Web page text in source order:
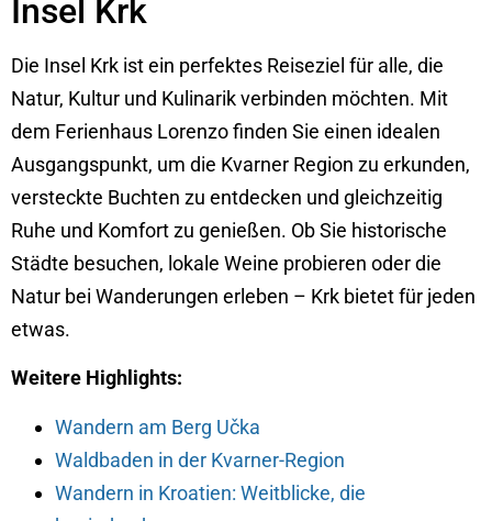
Insel Krk
Die Insel Krk ist ein perfektes Reiseziel für alle, die
Natur, Kultur und Kulinarik verbinden möchten. Mit
dem Ferienhaus Lorenzo finden Sie einen idealen
Ausgangspunkt, um die Kvarner Region zu erkunden,
versteckte Buchten zu entdecken und gleichzeitig
Ruhe und Komfort zu genießen. Ob Sie historische
Städte besuchen, lokale Weine probieren oder die
Natur bei Wanderungen erleben – Krk bietet für jeden
etwas.
Weitere Highlights:
Wandern am Berg Učka
Waldbaden in der Kvarner-Region
Wandern in Kroatien: Weitblicke, die